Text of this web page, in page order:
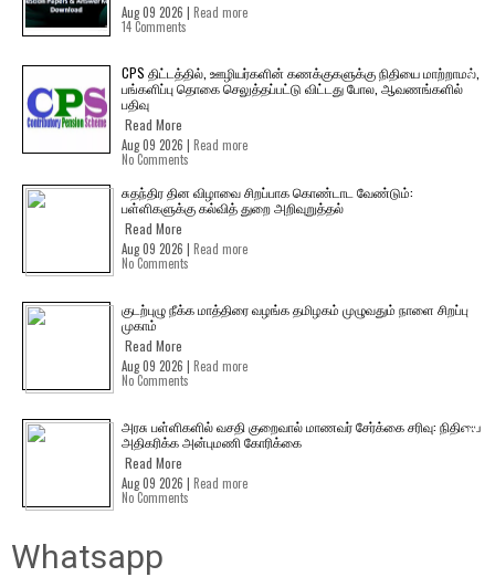
Aug 09 2026 | Read more
14 Comments
CPS திட்டத்தில், ஊழியர்களின் கணக்குகளுக்கு நிதியை மாற்றாமல்,
பங்களிப்பு தொகை செலுத்தப்பட்டு விட்டது போல, ஆவணங்களில்
பதிவு
Read More
Aug 09 2026 | Read more
No Comments
சுதந்திர தின விழாவை சிறப்பாக கொண்டாட வேண்டும்:
பள்ளிகளுக்கு கல்வித் துறை அறிவுறுத்தல்
Read More
Aug 09 2026 | Read more
No Comments
குடற்புழு நீக்க மாத்திரை வழங்க தமிழகம் முழுவதும் நாளை சிறப்பு
முகாம்
Read More
Aug 09 2026 | Read more
No Comments
அரசு பள்ளிகளில் வசதி குறைவால் மாணவர் சேர்க்கை சரிவு: நிதியை
அதிகரிக்க அன்புமணி கோரிக்கை
Read More
Aug 09 2026 | Read more
No Comments
Whatsapp